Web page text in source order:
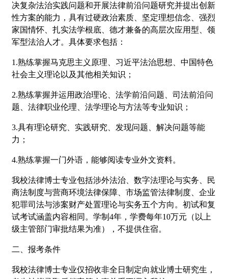
决复杂法治实践问题和开展法律前沿问题研究并提出创新
性方案的能力，具有过硬政治素质、坚定理想信念、强烈
家国情怀、扎实法学根底、德才兼备的高层次应用型、领
军型法治人才。具体要求包括：
1.熟练掌握马克思主义原理、习近平法治思想、中国特色
社会主义理论以及其他相关知识；
2.熟练掌握并运用政治理论、法学前沿问题、司法前沿问
题、法律职业伦理、法学理论与方法等专业知识；
3.具有理论研究、实践研究、发现问题、解决问题等能
力；
4.熟练掌握一门外语，能够阅读专业外文资料。
我校法律博士专业包括涉外法治、数字法理论与实务、民
商法制度与营商环境法律保障、市场监管法律制度、企业
犯罪司法与涉案财产处置理论与实务五个方向。初试和复
试考试涵盖内容相同。学制4年，学费每年10万元（以上
级主管部门审批结果为准），不提供住宿。
二、报考条件
我校法律博士专业仅招收非全日制定向就业博士研究生，